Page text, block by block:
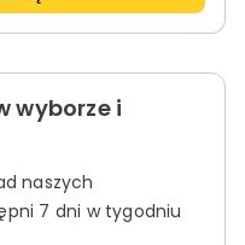
wyborze i
naszych
7 dni w tygodniu